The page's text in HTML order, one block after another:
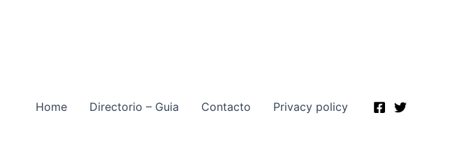
Home Directorio – Guia Contacto Privacy policy